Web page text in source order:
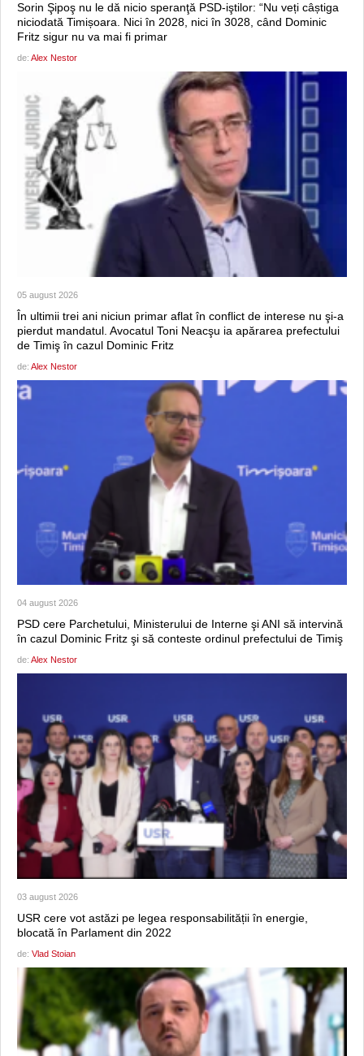
Sorin Şipoş nu le dă nicio speranţă PSD-iştilor: “Nu veți câștiga
niciodată Timișoara. Nici în 2028, nici în 3028, când Dominic
Fritz sigur nu va mai fi primar
de: Alex Nestor
05 august 2026
În ultimii trei ani niciun primar aflat în conflict de interese nu şi-a
pierdut mandatul. Avocatul Toni Neacşu ia apărarea prefectului
de Timiş în cazul Dominic Fritz
de: Alex Nestor
04 august 2026
PSD cere Parchetului, Ministerului de Interne şi ANI să intervină
în cazul Dominic Fritz şi să conteste ordinul prefectului de Timiş
de: Alex Nestor
03 august 2026
USR cere vot astăzi pe legea responsabilității în energie,
blocată în Parlament din 2022
de: Vlad Stoian